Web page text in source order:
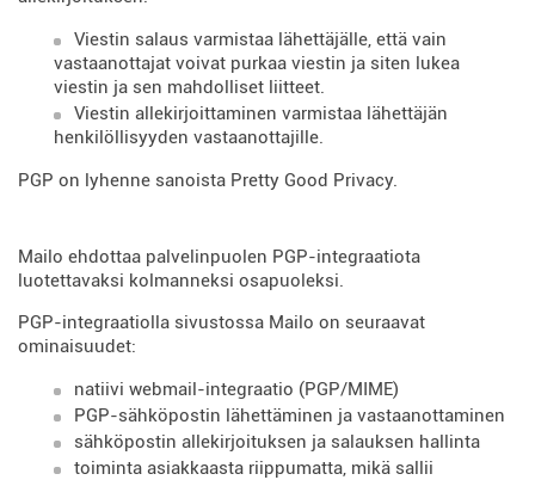
Viestin salaus varmistaa lähettäjälle, että vain
vastaanottajat voivat purkaa viestin ja siten lukea
viestin ja sen mahdolliset liitteet.
Viestin allekirjoittaminen varmistaa lähettäjän
henkilöllisyyden vastaanottajille.
PGP on lyhenne sanoista Pretty Good Privacy.
Mailo ehdottaa palvelinpuolen PGP-integraatiota
luotettavaksi kolmanneksi osapuoleksi.
PGP-integraatiolla sivustossa Mailo on seuraavat
ominaisuudet:
natiivi webmail-integraatio (PGP/MIME)
PGP-sähköpostin lähettäminen ja vastaanottaminen
sähköpostin allekirjoituksen ja salauksen hallinta
toiminta asiakkaasta riippumatta, mikä sallii